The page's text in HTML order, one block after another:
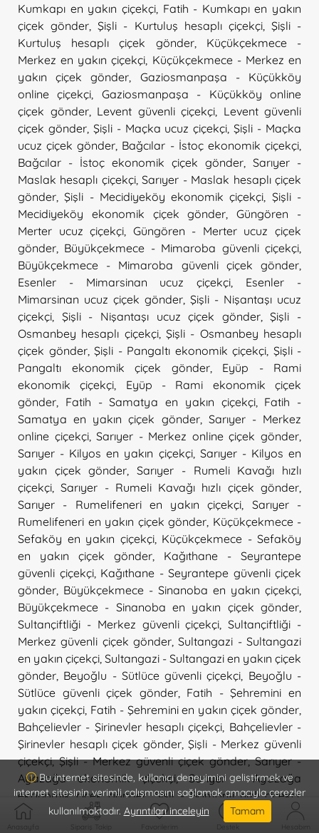
Kumkapı en yakın çiçekçi, Fatih - Kumkapı en yakın
çiçek gönder ,Şişli - Kurtuluş hesaplı çiçekçi, Şişli -
Kurtuluş hesaplı çiçek gönder, Küçükçekmece -
Merkez en yakın çiçekçi Küçükçekmece - Merkez en
yakın çiçek gönder
Gaziosmanpaşa - Küçükköy
online çiçekçi
Gaziosmanpaşa - Küçükköy online
çiçek gönder, Levent güvenli çiçekçi
Levent güvenli
çiçek gönder, Şişli - Maçka ucuz çiçekçi ,Şişli - Maçka
ucuz çiçek gönder Bağcılar - İstoç ekonomik çiçekçi
Bağcılar - İstoç ekonomik çiçek gönder
Sarıyer -
Maslak hesaplı çiçekçi,Sarıyer - Maslak hesaplı çiçek
gönder ,Şişli - Mecidiyeköy ekonomik çiçekçi Şişli -
Mecidiyeköy ekonomik çiçek gönder ,Güngören -
Merter ucuz çiçekçi
Güngören - Merter ucuz çiçek
gönder Büyükçekmece - Mimaroba güvenli çiçekçi
Büyükçekmece - Mimaroba güvenli çiçek gönder
Esenler - Mimarsinan ucuz çiçekçi
Esenler -
Mimarsinan ucuz çiçek gönder Şişli - Nişantaşı ucuz
çiçekçi
Şişli - Nişantaşı ucuz çiçek gönder,Şişli -
Osmanbey hesaplı çiçekçi,Şişli - Osmanbey hesaplı
çiçek gönder, Şişli - Pangaltı ekonomik çiçekçi Şişli -
Pangaltı ekonomik çiçek gönder, Eyüp - Rami
ekonomik çiçekçi
Eyüp - Rami ekonomik çiçek
gönder
Fatih - Samatya en yakın çiçekçi, Fatih -
Samatya en yakın çiçek gönder, Sarıyer - Merkez
online çiçekçi,Sarıyer - Merkez online çiçek gönder
Sarıyer - Kilyos en yakın çiçekçi, Sarıyer - Kilyos en
yakın çiçek gönder ,Sarıyer - Rumeli Kavağı hızlı
çiçekçi ,Sarıyer - Rumeli Kavağı hızlı çiçek gönder
Sarıyer - Rumelifeneri en yakın çiçekçi
Sarıyer -
Rumelifeneri en yakın çiçek gönder Küçükçekmece -
Sefaköy en yakın çiçekçi, Küçükçekmece - Sefaköy
en yakın çiçek gönder
Kağıthane - Seyrantepe
güvenli çiçekçi, Kağıthane - Seyrantepe güvenli çiçek
gönder Büyükçekmece - Sinanoba en yakın çiçekçi
Büyükçekmece - Sinanoba en yakın çiçek gönder
Sultançiftliği - Merkez güvenli çiçekçi ,Sultançiftliği -
Merkez güvenli çiçek gönder ,Sultangazi - Sultangazi
en yakın çiçekçi Sultangazi - Sultangazi en yakın çiçek
gönder Beyoğlu - Sütlüce güvenli çiçekçi Beyoğlu -
Sütlüce güvenli çiçek gönder, Fatih - Şehremini en
yakın çiçekçi, Fatih - Şehremini en yakın çiçek gönder
Bahçelievler - Şirinevler hesaplı çiçekçi Bahçelievler -
Şirinevler hesaplı çiçek gönder,Şişli - Merkez güvenli
çiçekçi,Şişli - Merkez güvenli çiçek gönder,Sarıyer -
Ayazağa ekonomik çiçekçi,Sarıyer - Ayazağa
ekonomik çiçek gönder,Şişli - Bomonti hızlı çiçekçi,
Şişli - Bomonti hızlı çiçek gönder,Şişli - Esentepe online
çiçekçi
Şişli - Esentepe online çiçek gönder Şişli -
Anasayfa Sipariş Takip Favorilerim Destek Hesabım
Bu internet sitesinde, kullanıcı deneyimini geliştirmek ve
internet sitesinin verimli çalışmasını sağlamak amacıyla çerezler
kullanılmaktadır. Ayrıntıları inceleyin Tamam